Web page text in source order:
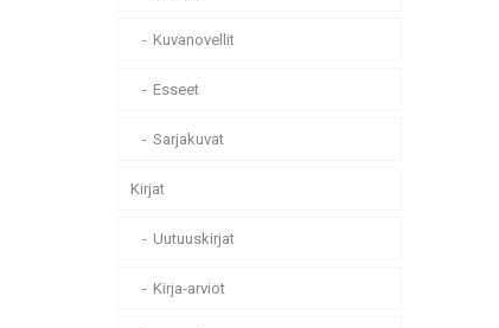
Kuvanovellit
Esseet
Sarjakuvat
Kirjat
Uutuuskirjat
Kirja-arviot